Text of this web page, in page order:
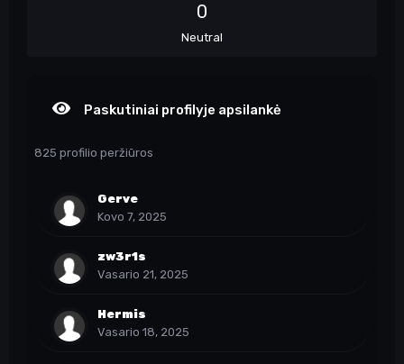
0
Neutral
Paskutiniai profilyje apsilankė
825 profilio peržiūros
Gerve
Kovo 7, 2025
zw3r1s
Vasario 21, 2025
Hermis
Vasario 18, 2025